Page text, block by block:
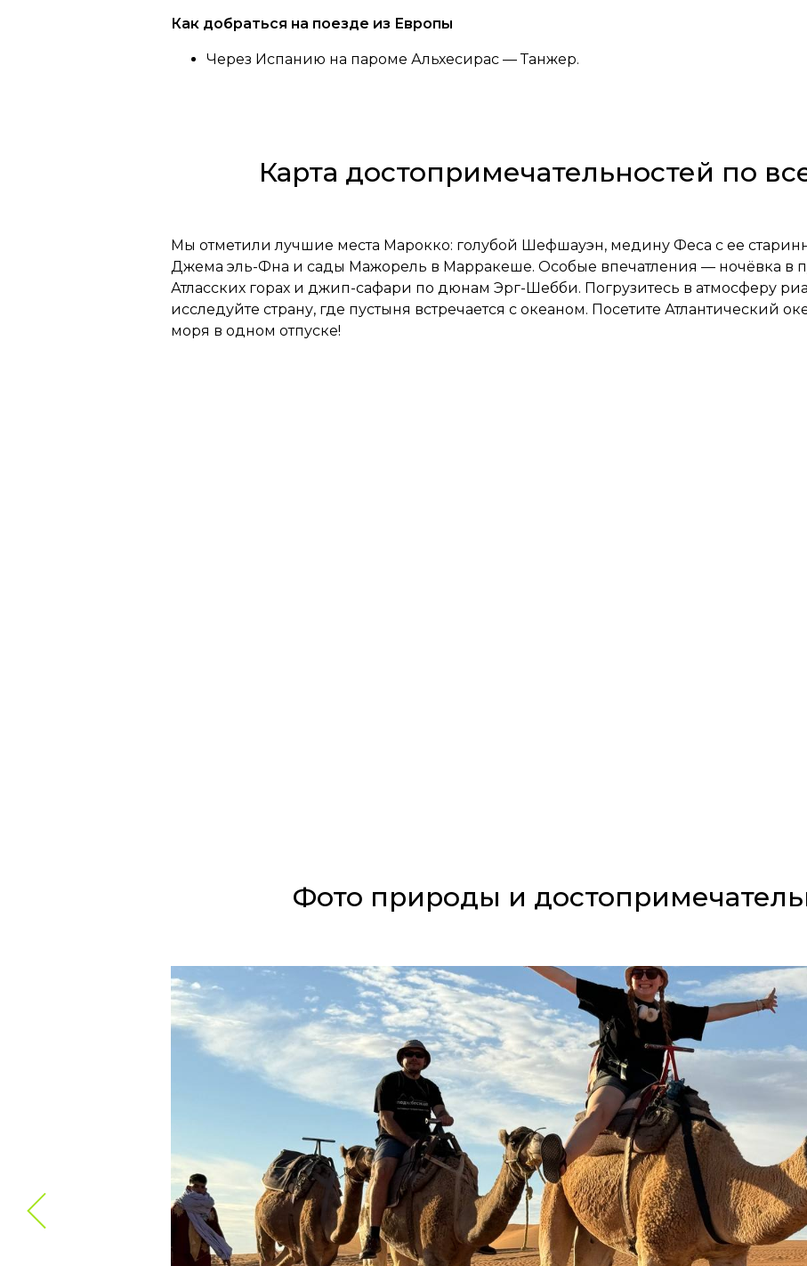
Как добраться на поезде из Европы
Через Испанию на пароме Альхесирас — Танжер.
Карта достопримечательностей по
Мы отметили лучшие места Марокко: голубой Шефшауэн, медину Феса с ее
Джема эль-Фна и сады Мажорель в Марракеше. Особые впечатления — ночёвка в
Атласских горах и джип-сафари по дюнам Эрг-Шебби. Погрузитесь в атмосферу
исследуйте страну, где пустыня встречается с океаном. Посетите Атлантический
моря в одном отпуске!
Фото природы и